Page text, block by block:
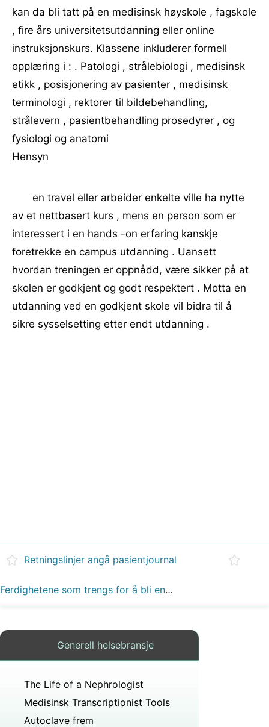
kan da bli tatt på en medisinsk høyskole , fagskole
, fire års universitetsutdanning eller online
instruksjonskurs. Klassene inkluderer formell
opplæring i : . Patologi , strålebiologi , medisinsk
etikk , posisjonering av pasienter , medisinsk
terminologi , rektorer til bildebehandling,
strålevern , pasientbehandling prosedyrer , og
fysiologi og anatomi
Hensyn
en travel eller arbeider enkelte ville ha nytte
av et nettbasert kurs , mens en person som er
interessert i en hands -on erfaring kanskje
foretrekke en campus utdanning . Uansett
hvordan treningen er oppnådd, være sikker på at
skolen er godkjent og godt respektert . Motta en
utdanning ved en godkjent skole vil bidra til å
sikre sysselsetting etter endt utdanning .
Retningslinjer angå pasientjournal
Ferdighetene som trengs for å bli en sykepleier
Generell helsebransje
The Life of a Nephrologist
Medisinsk Transcriptionist Tools
Autoclave frem